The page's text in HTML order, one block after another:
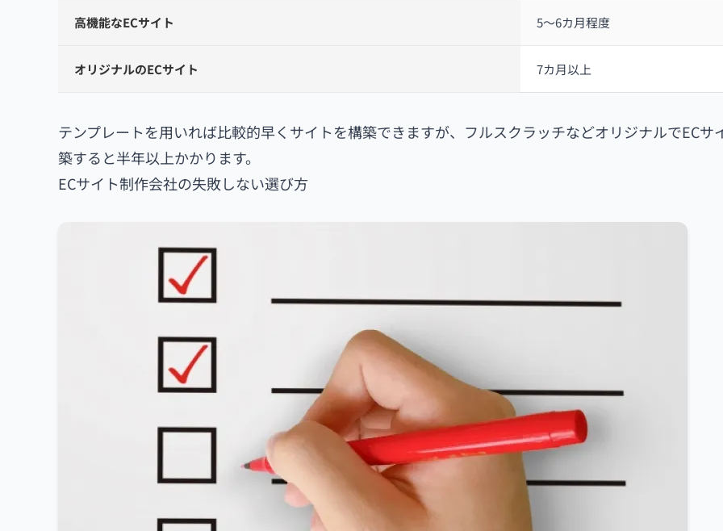
高機能なECサイト 5～6カ月程度
オリジナルのECサイト 7カ月以上
テンプレートを用いれば比較的早くサイトを構築できますが、フルスクラッチなどオリジナルでECサ
築すると半年以上かかります。
ECサイト制作会社の失敗しない選び方